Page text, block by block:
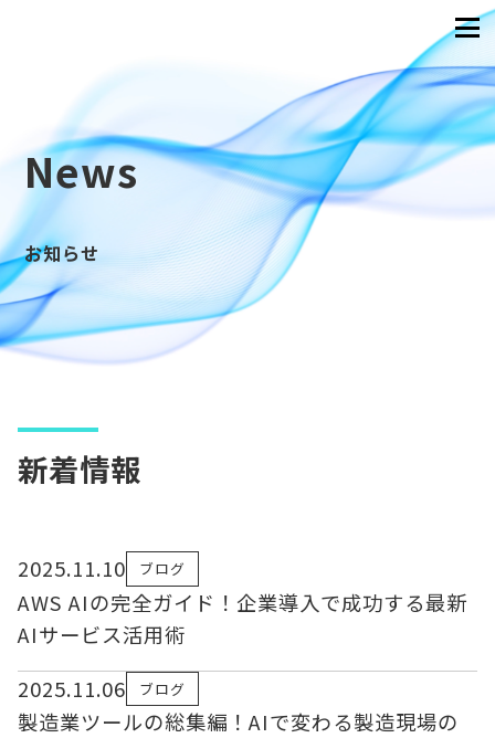
News
お知らせ
新着情報
2025.11.10 ブログ
AWS AIの完全ガイド！企業導入で成功する最新
AIサービス活用術
2025.11.06
ブログ
製造業ツールの総集編！AIで変わる製造現場の